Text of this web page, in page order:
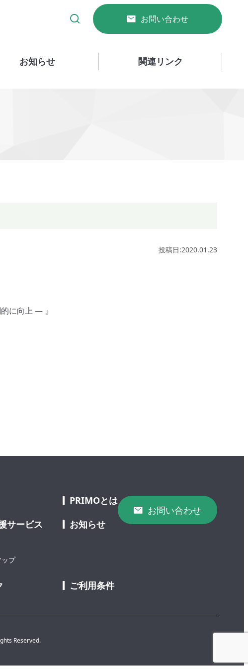
お問い合わせ
お知らせ 関連リンク
投稿日:2020.01.23
に向上 ― 』
PRIMOとは
サービス
プ
お知らせ
ご利用条件
お問い合わせ
Reserved.